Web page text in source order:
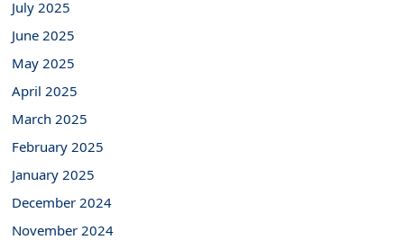
July 2025
June 2025
May 2025
April 2025
March 2025
February 2025
January 2025
December 2024
November 2024